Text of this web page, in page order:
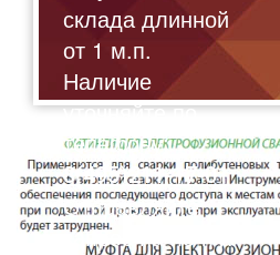
склада длинной
от 1 м.п.
Наличие
уточняйте по
телефону:
8(495)211-17-01
Отправляйте
запрос на почту: